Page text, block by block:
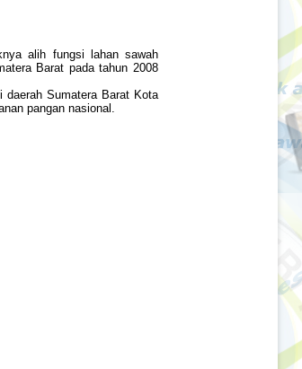
alih fungsi lahan sawah
Barat pada tahun 2008
daerah Sumatera Barat Kota
pangan nasional.